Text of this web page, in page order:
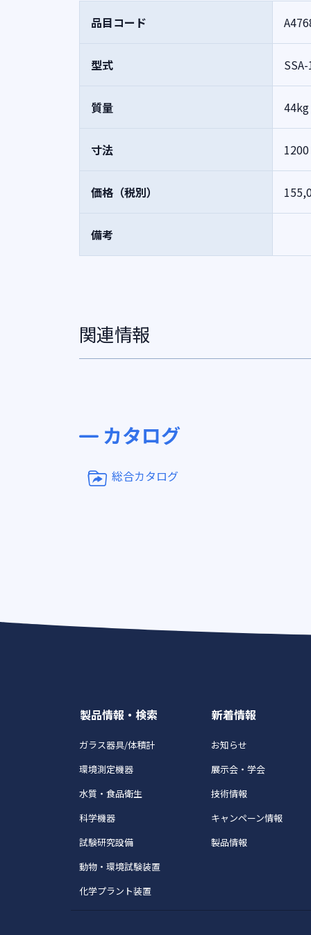
品目コード
型式
質量 44kg
寸法
価格（税別）
備考
関連情報
カタログ
総合カタログ
製品情報・検索
ガラス器具/体積計
環境測定機器
水質・食品衛生
科学機器
試験研究設備
動物・環境試験装置
化学プラント装置
新着情報
お知らせ
展示会・学会
技術情報
キャンペーン情報
製品情報